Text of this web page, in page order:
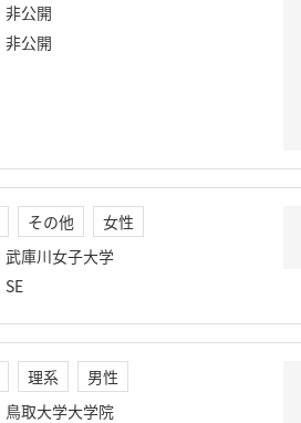
非公開
非公開
その他
女性
武庫川女子大学
SE
理系
男性
鳥取大学大学院